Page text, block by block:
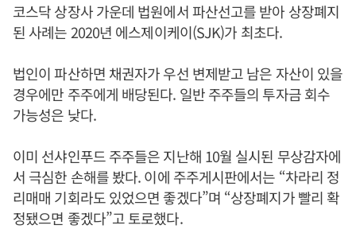
코스닥 상장사 가운데 법원에서 파산선고를 받아 상장폐지
된 사례는 2020년 에스제이케이(SJK)가 최초다.
법인이 파산하면 채권자가 우선 변제받고 남은 자산이 있을
경우에만 주주에게 배당된다. 일반 주주들의 투자금 회수
가능성은 낮다.
이미 선샤인푸드 주주들은 지난해 10월 실시된 무상감자에
서 극심한 손해를 봤다. 이에 주주게시판에서는 “차라리 정
리매매 기회라도 있었으면 좋겠다”며 “상장폐지가 빨리 확
정됐으면 좋겠다”고 토로했다.